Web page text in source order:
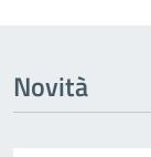
Novità